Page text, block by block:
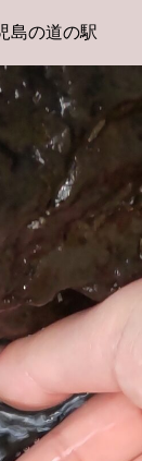
島の道の駅